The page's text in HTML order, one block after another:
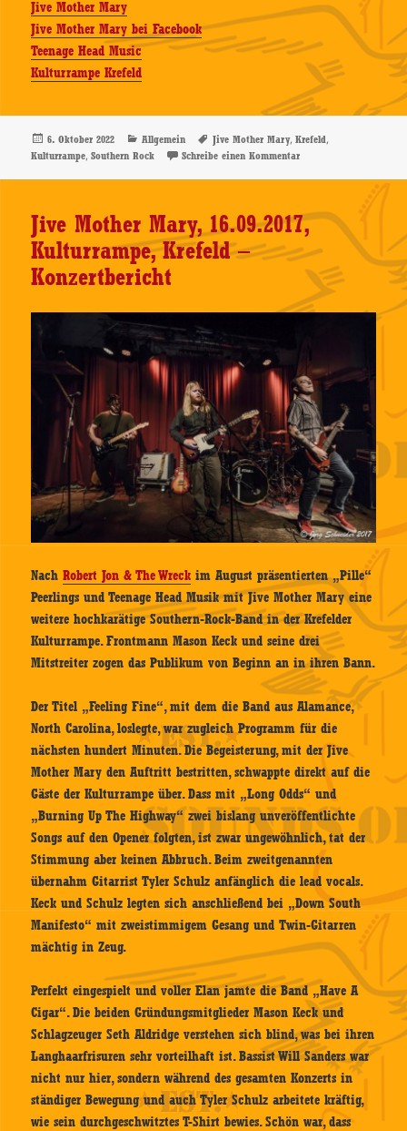
Jive Mother Mary
Jive Mother Mary bei Facebook
Teenage Head Music
Kulturrampe Krefeld
Veröffentlicht
am
6. Oktober 2022 Kategorien
Allgemein Schlagwörter
Jive Mother Mary,Krefeld,
Kulturrampe,Southern Rock Schreibe einen Kommentarzu Jive Mother Mary,
Jive Mother Mary, 16.09.2017,
Kulturrampe, Krefeld –
Konzertbericht
NachRobert Jon & The Wreck im August präsentierten „Pille“
Peerlings und Teenage Head Musik mit Jive Mother Mary eine
weitere hochkarätige Southern-Rock-Band in der Krefelder
Kulturrampe. Frontmann Mason Keck und seine drei
Mitstreiter zogen das Publikum von Beginn an in ihren Bann.
Der Titel „Feeling Fine“, mit dem die Band aus Alamance,
North Carolina, loslegte, war zugleich Programm für die
nächsten hundert Minuten. Die Begeisterung, mit der Jive
Mother Mary den Auftritt bestritten, schwappte direkt auf die
Gäste der Kulturrampe über. Dass mit „Long Odds“ und
„Burning Up The Highway“ zwei bislang unveröffentlichte
Songs auf den Opener folgten, ist zwar ungewöhnlich, tat der
Stimmung aber keinen Abbruch. Beim zweitgenannten
übernahm Gitarrist Tyler Schulz anfänglich die lead vocals.
Keck und Schulz legten sich anschließend bei „Down South
Manifesto“ mit zweistimmigem Gesang und Twin-Gitarren
mächtig in Zeug.
Perfekt eingespielt und voller Elan jamte die Band „Have A
Cigar“. Die beiden Gründungsmitglieder Mason Keck und
Schlagzeuger Seth Aldridge verstehen sich blind, was bei ihren
Langhaarfrisuren sehr vorteilhaft ist. Bassist Will Sanders war
nicht nur hier, sondern während des gesamten Konzerts in
ständiger Bewegung und auch Tyler Schulz arbeitete kräftig,
wie sein durchgeschwitztes T-Shirt bewies. Schön war, dass